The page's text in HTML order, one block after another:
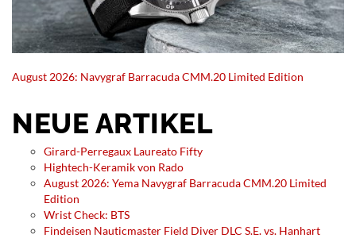
August 2026: Navygraf Barracuda CMM.20 Limited Edition
NEUE ARTIKEL
Girard-Perregaux Laureato Fifty
Hightech-Keramik von Rado
August 2026: Yema Navygraf Barracuda CMM.20 Limited
Edition
Wrist Check: BTS
Findeisen Nauticmaster Field Diver DLC S.E. vs. Hanhart